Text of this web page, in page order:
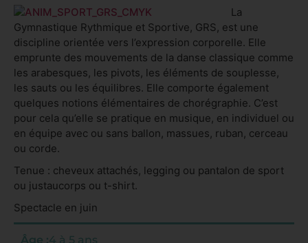
La
Gymnastique Rythmique et Sportive, GRS, est une
discipline orientée vers l’expression corporelle. Elle
emprunte des mouvements de la danse classique comme
les arabesques, les pivots, les éléments de souplesse,
les sauts ou les équilibres. Elle comporte également
quelques notions élémentaires de chorégraphie. C’est
pour cela qu’elle se pratique en musique, en individuel ou
en équipe avec ou sans ballon, massues, ruban, cerceau
ou corde.
Tenue : cheveux attachés, legging ou pantalon de sport
ou justaucorps ou t-shirt.
Spectacle en juin
Âge :4 à 5 ans